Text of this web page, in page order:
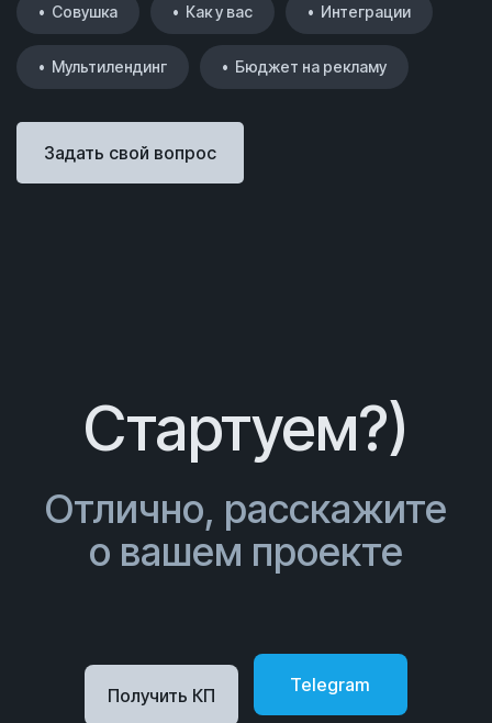
• Совушка • Как у вас • Интеграции
• Мультилендинг • Бюджет на рекламу
Задать свой вопрос
Стартуем?)
Отлично, расскажите
о вашем проекте
Telegram
Получить КП